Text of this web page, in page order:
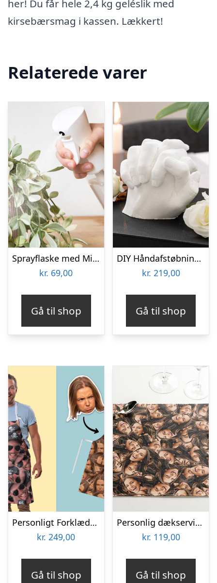
her! Du får hele 2,4 kg geléslik med
kirsebærsmag i kassen. Lækkert!
Relaterede varer
Sprayflaske med Mist
kr. 69,00
Gå til shop
DIY Håndafstøbningskit – Spralla
kr. 219,00
Gå til shop
Personligt Forklæde med Billede – Multiface
kr. 249,00
Gå til shop
Personlig dækserviet med Billede – Multiface
kr. 119,00
Gå til shop